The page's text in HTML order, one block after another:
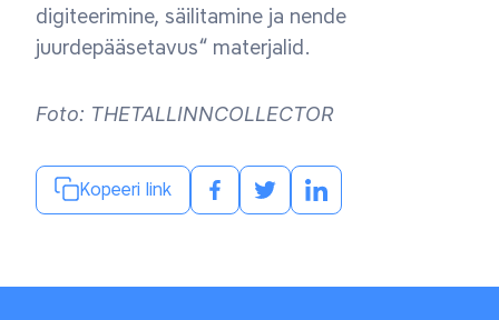
digiteerimine, säilitamine ja nende
juurdepääsetavus“ materjalid.
Foto: THETALLINNCOLLECTOR
Kopeeri link